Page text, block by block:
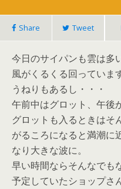
Share Tweet
今日のサイパンも雲は多
風がくるくる回っています
うねりもあるし・・・
午前中はグロット、午後
グロットも入るときはそ
がるころになると満潮に
なり大きな波に。
早い時間ならそんなでも
予定していたショップさ